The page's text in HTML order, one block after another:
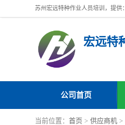
公司首页
当前位置： 首页 > 供应商机 >